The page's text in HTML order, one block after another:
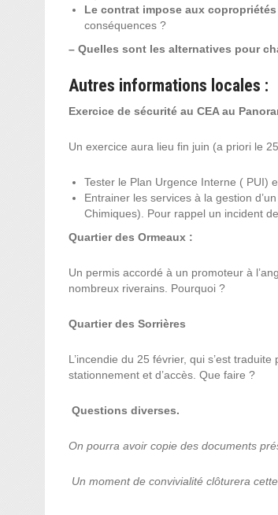
Le contrat impose aux
conséquences ?
– Quelles sont les alternatives pour
Autres informations locales :
Exercice de sécurité au CEA au
Un exercice aura lieu fin juin (a priori le
Tester le Plan Urgence Interne ( PUI)
Entrainer les services à la gestion
Chimiques). Pour rappel un incident
Quartier des Ormeaux :
Un permis accordé à un promoteur à
nombreux riverains. Pourquoi ?
Quartier des Sorrières
L’incendie du 25 février, qui s’est
stationnement et d’accès. Que faire ?
Questions diverses.
On pourra avoir copie des documents
Un moment de convivialité clôturera cette